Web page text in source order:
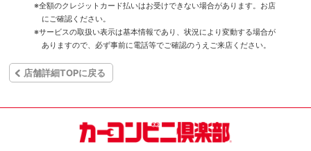
※全額のクレジットカード払いはお受けできない場合があります。お店
にご確認ください。
※サービスの取扱い表示は基本情報であり、状況により変動する場合が
ありますので、必ず事前に電話等でご確認のうえご来店ください。
店舗詳細TOPに戻る